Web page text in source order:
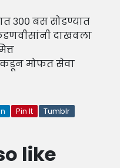
३०० बस सोडण्यात
दाखवला
मोफत सेवा
Pin It
Tumblr
like